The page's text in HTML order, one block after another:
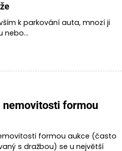
k parkování auta, mnozí ji
nebo…
nemovitosti formou
formou aukce (často
s dražbou) se u největší